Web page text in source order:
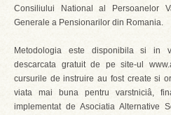
Consiliului National al Persoanelor
Generale a Pensionarilor din Romania.
Metodologia este disponibila si in
descarcata gratuit de pe site-ul
cursurile de instruire au fost create si
viata mai buna pentru varstniciâ,
implementat de Asociatia Alternative